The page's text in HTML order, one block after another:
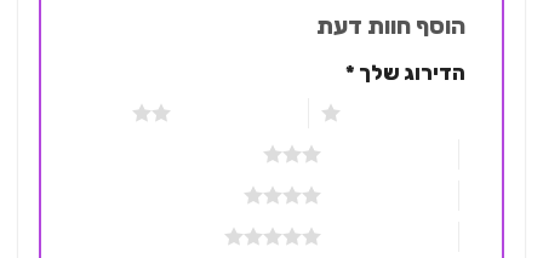
הוסף חוות דעת
הדירוג שלך*
2 מתוך 5 כוכבים